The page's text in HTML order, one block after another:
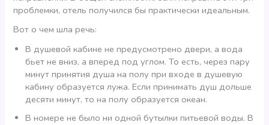
проблемки, отель получился бы практически идеальным.
Вот о чем шла речь:
В душевой кабине не предусмотрено двери, а вода
бьет не вниз, а вперед под углом. То есть, через пару
минут принятия душа на полу при входе в душевую
кабину образуется лужа. Если принимать душ дольше
десяти минут, то на полу образуется океан.
В номере не было ни одной бутылки питьевой воды. В